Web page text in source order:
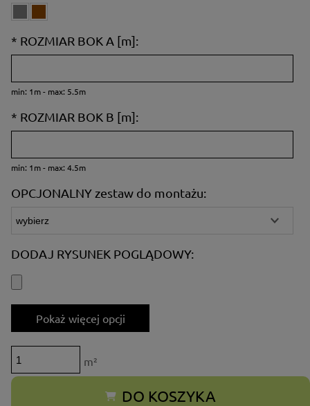
* ROZMIAR BOK A [m]:
min: 1m - max: 5.5m
* ROZMIAR BOK B [m]:
min: 1m - max: 4.5m
OPCJONALNY zestaw do montażu:
DODAJ RYSUNEK POGLĄDOWY:
Pokaż więcej opcji
m²
DO KOSZYKA